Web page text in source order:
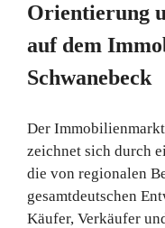
Orientierung
auf dem
Schwanebeck
Der
zeichnet sich durch
die von regionalen
gesamtdeutschen
Käufer, Verkäufer